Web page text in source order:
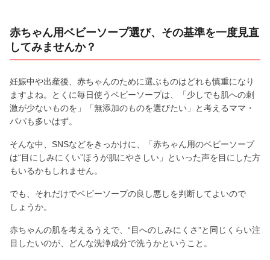
赤ちゃん用ベビーソープ選び、その基準を一度見直
してみませんか？
妊娠中や出産後、赤ちゃんのために選ぶものはどれも慎重になり
ますよね。とくに毎日使うベビーソープは、「少しでも肌への刺
激が少ないものを」「無添加のものを選びたい」と考えるママ・
パパも多いはず。
そんな中、SNSなどをきっかけに、「赤ちゃん用のベビーソープ
は“目にしみにくい”ほうが肌にやさしい」といった声を目にした方
もいるかもしれません。
でも、それだけでベビーソープの良し悪しを判断してよいので
しょうか。
赤ちゃんの肌を考えるうえで、“目へのしみにくさ”と同じくらい注
目したいのが、どんな洗浄成分で洗うかということ。